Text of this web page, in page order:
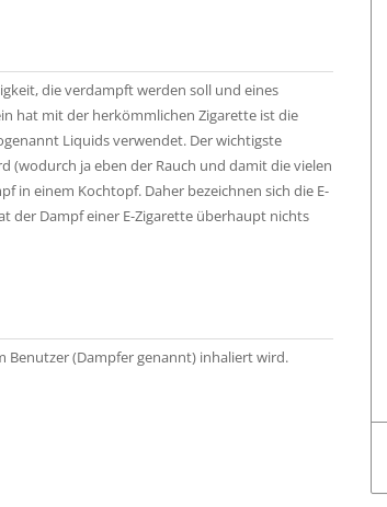
die verdampft werden soll und eines
hat mit der herkömmlichen Zigarette ist die
Liquids verwendet. Der wichtigste
(wodurch ja eben der Rauch und damit die vielen
in einem Kochtopf. Daher bezeichnen sich die E-
der Dampf einer E-Zigarette überhaupt nichts
Benutzer (Dampfer genannt) inhaliert wird.